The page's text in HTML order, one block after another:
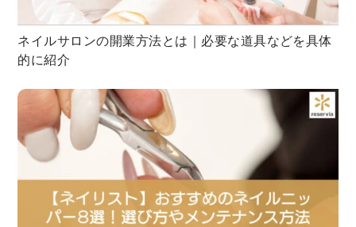
ネイルサロンの開業方法とは｜必要な道具などを具体
的に紹介